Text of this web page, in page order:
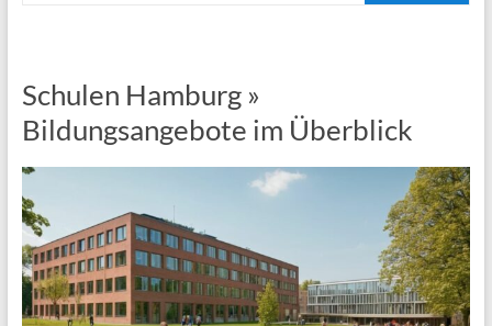
Schulen Hamburg »
Bildungsangebote im Überblick